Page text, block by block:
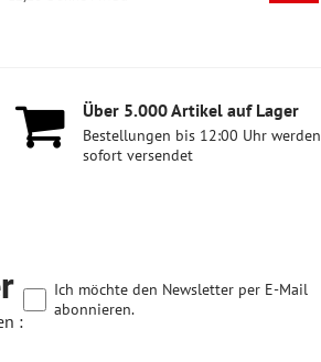
Über 5​.000 Artikel auf Lager
Bestellungen bis 12:00 Uhr werden
sofort versendet
:
Ich möchte den Newsletter per E-Mail
abonnieren.